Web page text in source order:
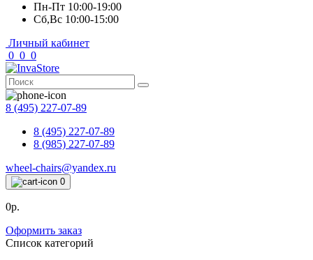
Пн-Пт 10:00-19:00
Сб,Вс 10:00-15:00
Личный кабинет
0 0 0
8 (495) 227-07-89
8 (495) 227-07-89
8 (985) 227-07-89
wheel-chairs@yandex.ru
0
0р.
Оформить заказ
Список категорий